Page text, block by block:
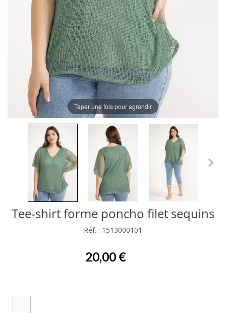
Taper une fois pour agrandir
Tee-shirt forme poncho filet sequins
Réf. : 1513000101
20,00 €